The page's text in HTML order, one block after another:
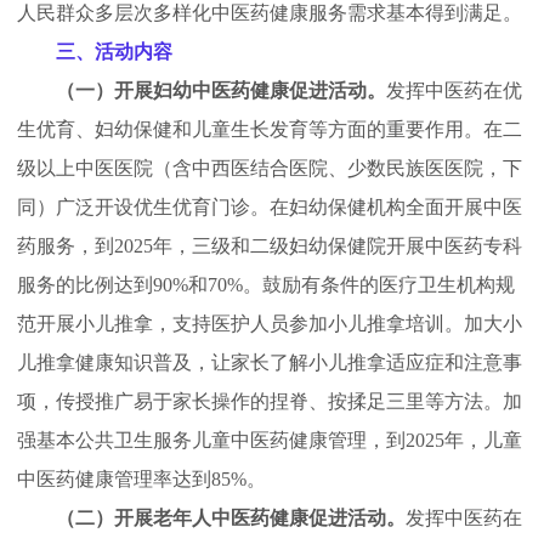
人民群众多层次多样化中医药健康服务需求基本得到满足。
三、活动内容
（一）开展妇幼中医药健康促进活动。 发挥中医药在优
生优育、妇幼保健和儿童生长发育等方面的重要作用。在二
级以上中医医院（含中西医结合医院、少数民族医医院，下
同）广泛开设优生优育门诊。在妇幼保健机构全面开展中医
药服务，到2025年，三级和二级妇幼保健院开展中医药专科
服务的比例达到90%和70%。鼓励有条件的医疗卫生机构规
范开展小儿推拿，支持医护人员参加小儿推拿培训。加大小
儿推拿健康知识普及，让家长了解小儿推拿适应症和注意事
项，传授推广易于家长操作的捏脊、按揉足三里等方法。加
强基本公共卫生服务儿童中医药健康管理，到2025年，儿童
中医药健康管理率达到85%。
（二）开展老年人中医药健康促进活动。 发挥中医药在